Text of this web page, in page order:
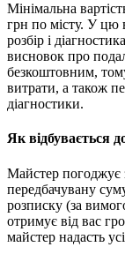
Мінімальна
грн по місту. У цю
розбір і
висновок про
безкоштовним,
витрати, а також
діагностики.
Як відбувається
Майстер погоджує
передбачувану
розписку (за
отримує від вас
майстер надасть